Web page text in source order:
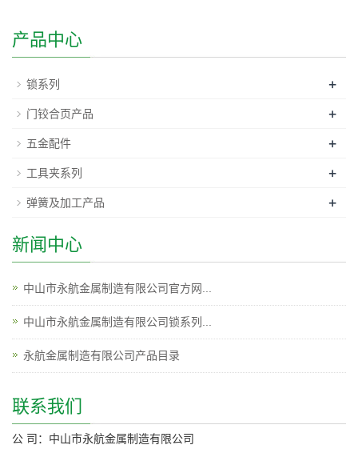
产品中心
锁系列 +
门铰合页产品 +
五金配件 +
工具夹系列 +
弹簧及加工产品 +
新闻中心
中山市永航金属制造有限公司官方网...
中山市永航金属制造有限公司锁系列...
永航金属制造有限公司产品目录
联系我们
公 司：中山市永航金属制造有限公司